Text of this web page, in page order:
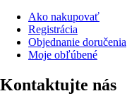
Ako nakupovať
Registrácia
Objednanie doručenia
Moje obľúbené
Kontaktujte nás